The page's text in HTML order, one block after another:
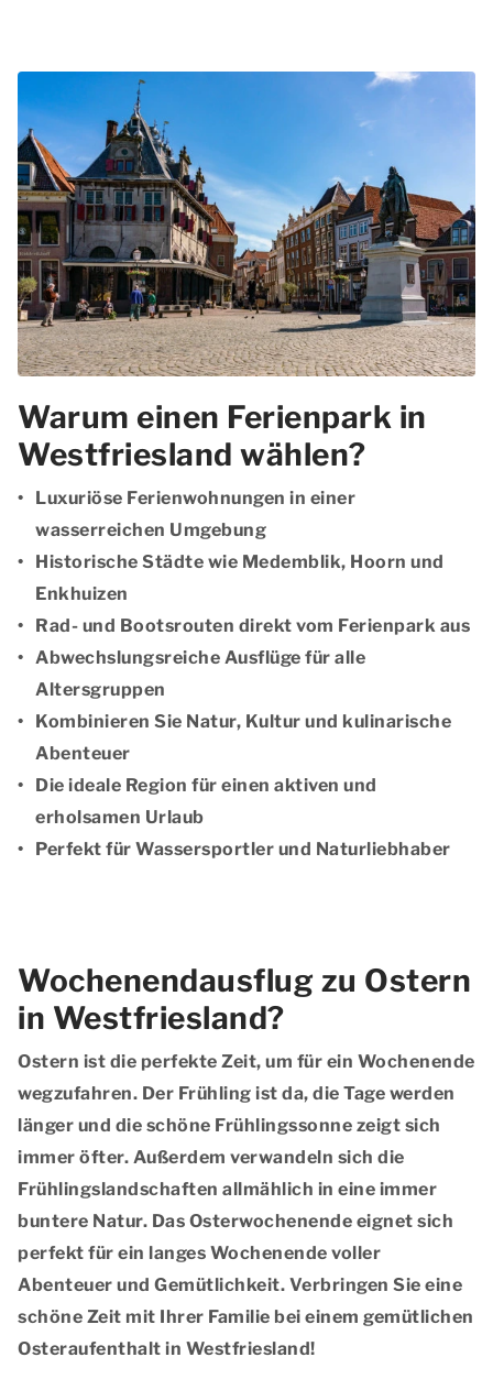
Warum einen Ferienpark in
Westfriesland wählen?
Luxuriöse Ferienwohnungen in einer
wasserreichen Umgebung
Historische Städte wie Medemblik, Hoorn und
Enkhuizen
Rad- und Bootsrouten direkt vom Ferienpark aus
Abwechslungsreiche Ausflüge für alle
Altersgruppen
Kombinieren Sie Natur, Kultur und kulinarische
Abenteuer
Die ideale Region für einen aktiven und
erholsamen Urlaub
Perfekt für Wassersportler und Naturliebhaber
Wochenendausflug zu Ostern
in Westfriesland?
Ostern ist die perfekte Zeit, um für ein Wochenende
wegzufahren. Der Frühling ist da, die Tage werden
länger und die schöne Frühlingssonne zeigt sich
immer öfter. Außerdem verwandeln sich die
Frühlingslandschaften allmählich in eine immer
buntere Natur. Das Osterwochenende eignet sich
perfekt für ein langes Wochenende voller
Abenteuer und Gemütlichkeit. Verbringen Sie eine
schöne Zeit mit Ihrer Familie bei einem gemütlichen
Osteraufenthalt in Westfriesland!